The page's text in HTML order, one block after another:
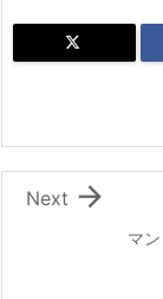
マ

Next